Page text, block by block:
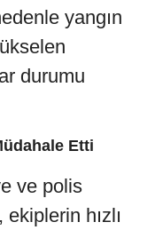
yangın
durumu
Etti
ve polis
hızlı